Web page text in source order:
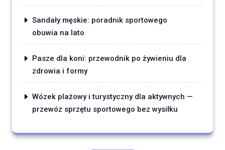
Sandały męskie: poradnik sportowego
obuwia na lato
Pasze dla koni: przewodnik po żywieniu dla
zdrowia i formy
Wózek plażowy i turystyczny dla aktywnych —
przewóz sprzętu sportowego bez wysiłku